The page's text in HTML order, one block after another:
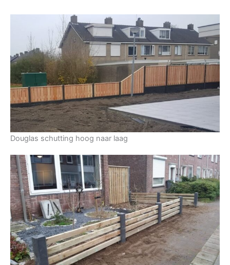
Douglas schutting hoog naar laag